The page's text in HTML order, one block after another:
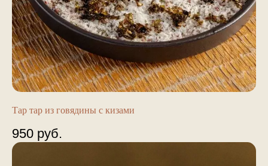
Тар тар из говядины с кизами
950 руб.